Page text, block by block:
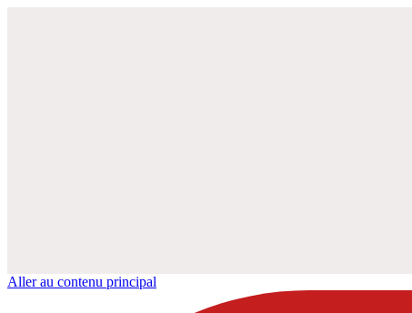
Aller au contenu principal